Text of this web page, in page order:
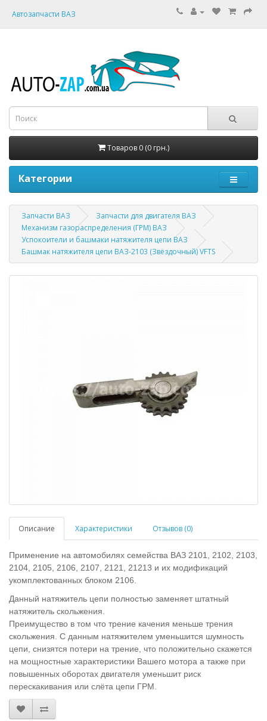
Автозапчасти ВАЗ
Товаров 0 (0 грн.)
Категории
Запчасти ВАЗ
Запчасти для двигателя ВАЗ
Механизм газораспределения (ГРМ) ВАЗ
Успокоители и башмаки натяжителя цепи ВАЗ
Башмак натяжителя цепи ВАЗ-2103 (Звёздочный) VFTS
Описание Характеристики Отзывов (0)
Применение на автомобилях семейства ВАЗ 2101, 2102, 2103,
2104, 2105, 2106, 2107, 2121, 21213 и их модификаций
укомплектованных блоком 2106.
Данный натяжитель цепи полностью заменяет штатный
натяжитель скольжения.
Преимущество в том что трение качения меньше трения
скольжения. С данным натяжителем уменьшится шумность
цепи, снизятся потери на трение, что положительно скажется
на мощностные характеристики Вашего мотора а также при
повышенных оборотах двигателя уменьшит риск
перескакивания или слёта цепи ГРМ.